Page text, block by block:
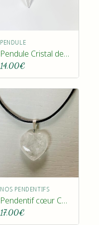
PENDULE
Pendule Cristal de Roche
14,00€
NOS PENDENTIFS
Pendentif cœur Cristal de roche
17,00€